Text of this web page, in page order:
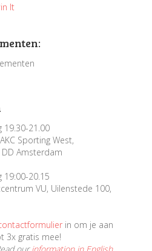
It
19.30-21.00
Sporting West,
Amsterdam
20.15
VU, Uilenstede 100,
in om je aan
3x gratis mee!